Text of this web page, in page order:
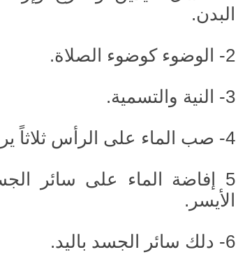
البدن.
2- الوضوء كوضوء الصلاة.
3- النية والتسمية.
4- صب الماء على الرأس ثلاثاً يروي بها أصول الشعر. -
5 إفاضة الماء على سائر
الأيسر.
6- دلك سائر الجسد باليد.